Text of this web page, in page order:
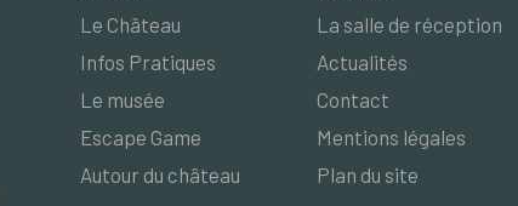
Le Château
Infos Pratiques
Le musée
Escape Game
Autour du château
La salle de réception
Actualités
Contact
Mentions légales
Plan du site